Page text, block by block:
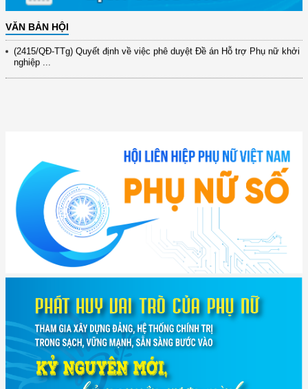
VĂN BẢN HỘI
(891/KH-ĐCT) Kế hoạch thực hiện Nghị quyết số 72-NQ/TW ngày
9/9/2025 của Bộ ...
(2415/QĐ-TTg) Quyết định về việc phê duyệt Đề án Hỗ trợ Phụ nữ khởi
nghiệp ...